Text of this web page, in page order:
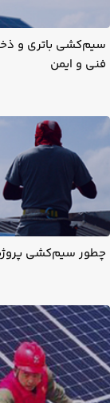
سیم‌کشی باتری و
فنی و ایمن
چطور سیم‌کشی